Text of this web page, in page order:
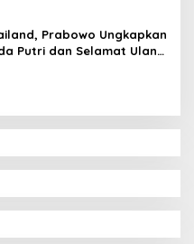
Prabowo Ungkapkan
Putri dan Selamat Ulang